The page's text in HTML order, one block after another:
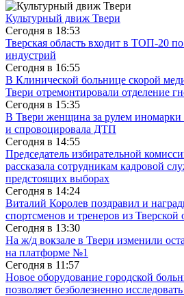
Культурный движ Твери
Сегодня в 18:53
Тверская область входит в ТОП-20
индустрий
Сегодня в 16:55
В Клинической больнице скорой
Твери отремонтировали отделение
Сегодня в 15:35
В Твери женщина за рулем иномарки
и спровоцировала ДТП
Сегодня в 14:55
Председатель избирательной
рассказала сотрудникам кадровой
предстоящих выборах
Сегодня в 14:24
Виталий Королев поздравил и
спортсменов и тренеров из Тверской
Сегодня в 13:30
На ж/д вокзале в Твери изменили
на платформе №1
Сегодня в 11:57
Новое оборудование городской
позволяет безболезненно